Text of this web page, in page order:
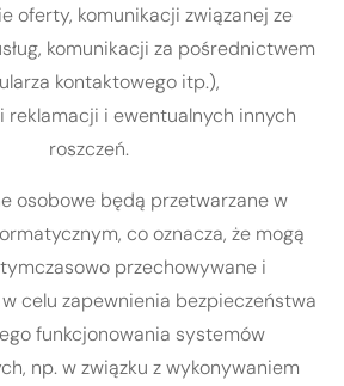
oferty, komunikacji związanej ze
komunikacji za pośrednictwem
kontaktowego itp.),
reklamacji i ewentualnych innych
roszczeń.
osobowe będą przetwarzane w
co oznacza, że mogą
przechowywane i
celu zapewnienia bezpieczeństwa
funkcjonowania systemów
np. w związku z wykonywaniem